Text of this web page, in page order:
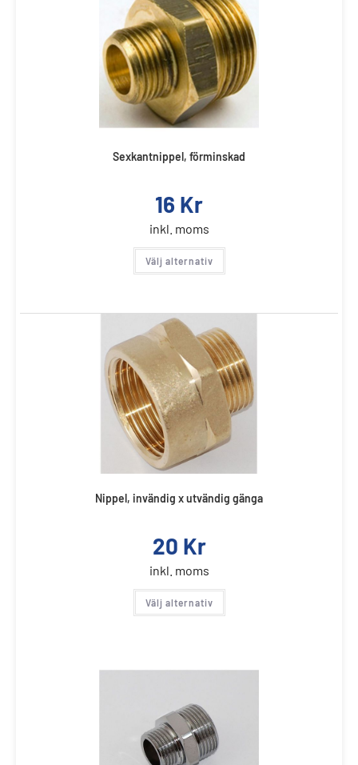
Sexkantnippel, förminskad
16 Kr
inkl. moms
Välj alternativ
Nippel, invändig x utvändig gänga
20 Kr
inkl. moms
Välj alternativ